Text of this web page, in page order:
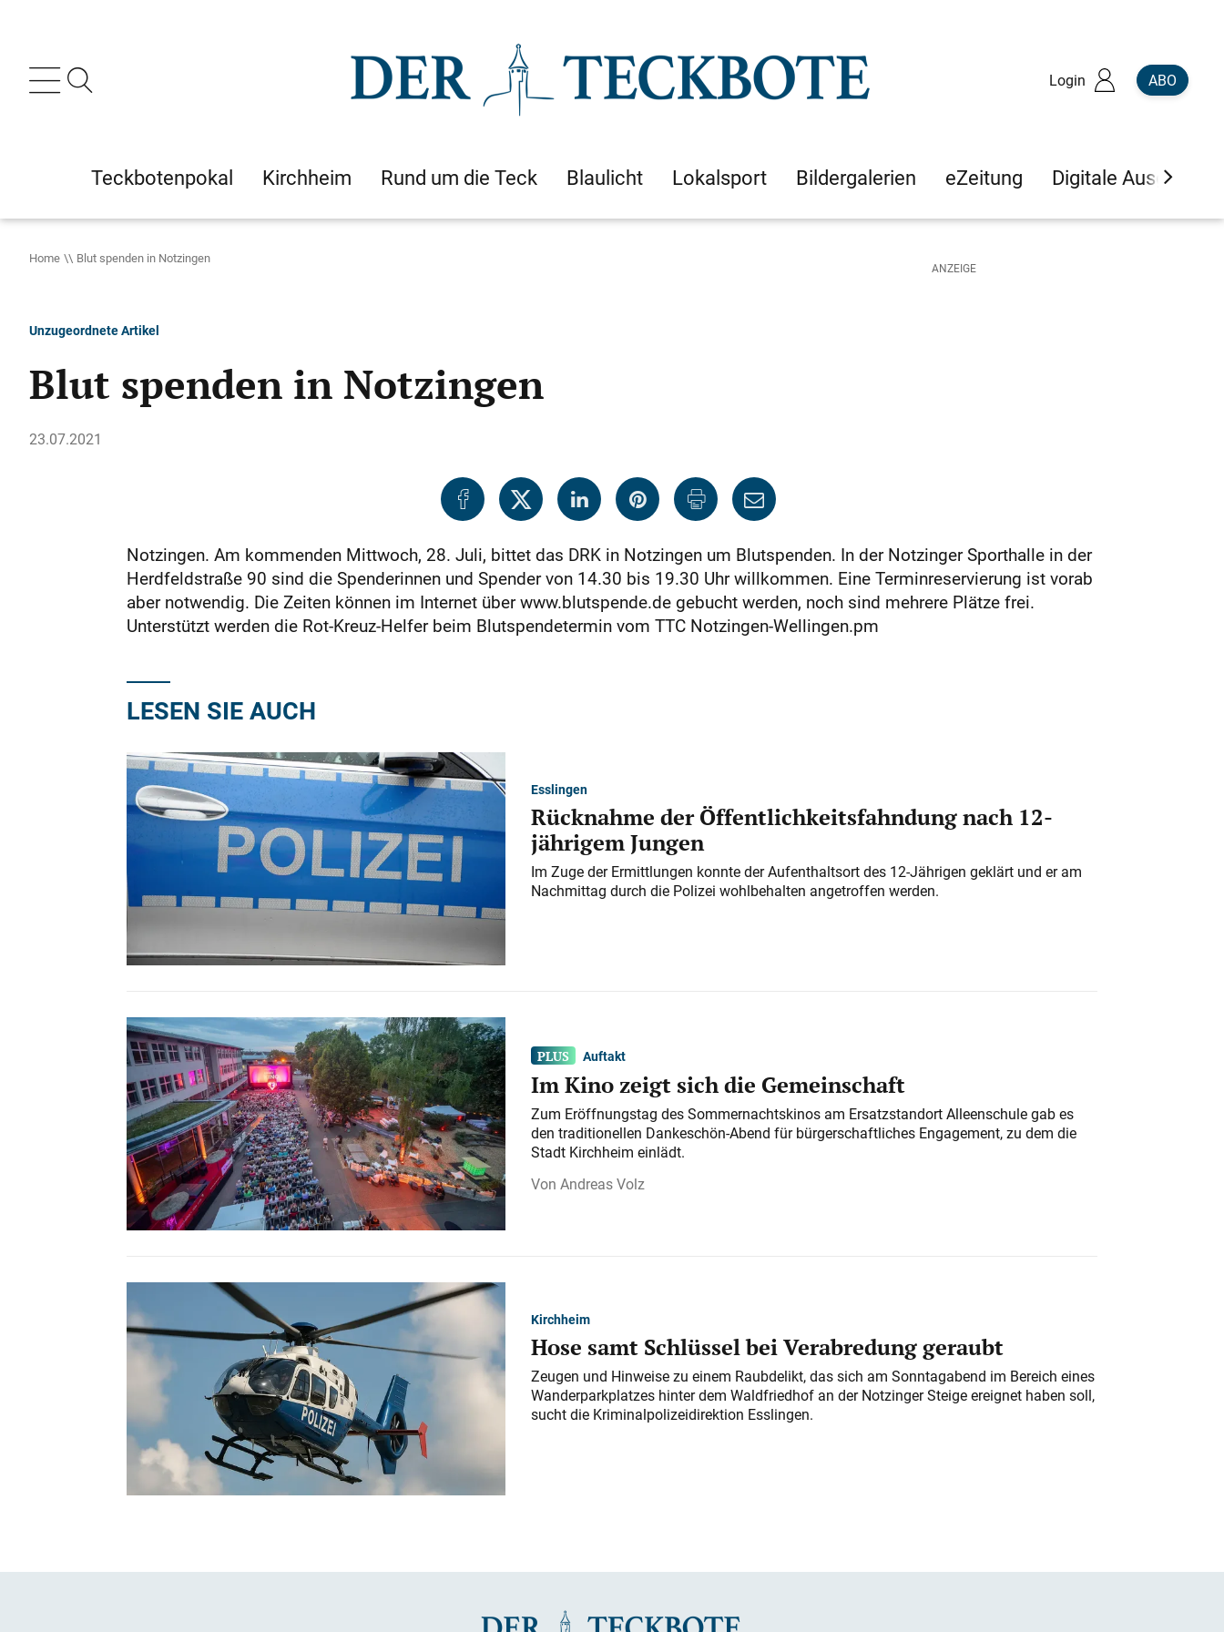
Login ABO
Teckbotenpokal Kirchheim Rund um die Teck Blaulicht Lokalsport Bildergalerien eZeitung Digitale Ausgaben
Home Blut spenden in Notzingen
Unzugeordnete Artikel
Blut spenden in Notzingen
23.07.2021
Notzingen. Am kommenden Mittwoch, 28. Juli, bittet das DRK in Notzingen um Blutspenden. In der Notzinger Sporthalle in der
Herdfeldstraße 90 sind die Spenderinnen und Spender von 14.30 bis 19.30 Uhr willkommen. Eine Terminreservierung ist vorab
aber notwendig. Die Zeiten können im Internet über www.blutspende.de gebucht werden, noch sind mehrere Plätze frei.
Unterstützt werden die Rot-Kreuz-Helfer beim Blutspendetermin vom TTC Notzingen-Wellingen.pm
LESEN SIE AUCH
Esslingen
Rücknahme der Öffentlichkeitsfahndung nach 12-
jährigem Jungen
Im Zuge der Ermittlungen konnte der Aufenthaltsort des 12-Jährigen geklärt und er am
Nachmittag durch die Polizei wohlbehalten angetroffen werden.
Auftakt
Im Kino zeigt sich die Gemeinschaft
Zum Eröffnungstag des Sommernachtskinos am Ersatzstandort Alleenschule gab es
den traditionellen Dankeschön-Abend für bürgerschaftliches Engagement, zu dem die
Stadt Kirchheim einlädt.
Andreas Volz
Kirchheim
Hose samt Schlüssel bei Verabredung geraubt
Zeugen und Hinweise zu einem Raubdelikt, das sich am Sonntagabend im Bereich eines
Wanderparkplatzes hinter dem Waldfriedhof an der Notzinger Steige ereignet haben soll,
sucht die Kriminalpolizeidirektion Esslingen.